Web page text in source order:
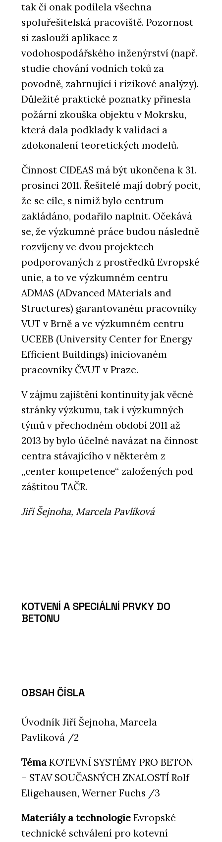
tak či onak podílela všechna
spoluřešitelská pracoviště. Pozornost
si zaslouží aplikace z
vodohospodářského inženýrství (např.
studie chování vodních toků za
povodně, zahrnující i rizikové analýzy).
Důležité praktické poznatky přinesla
požární zkouška objektu v Mokrsku,
která dala podklady k validaci a
zdokonalení teoretických modelů.
Činnost CIDEAS má být ukončena k 31.
prosinci 2011. Řešitelé mají dobrý pocit,
že se cíle, s nimiž bylo centrum
zakládáno, podařilo naplnit. Očekává
se, že výzkumné práce budou následně
rozvíjeny ve dvou projektech
podporovaných z prostředků Evropské
unie, a to ve výzkumném centru
ADMAS (ADvanced MAterials and
Structures) garantovaném pracovníky
VUT v Brně a ve výzkumném centru
UCEEB (University Center for Energy
Efficient Buildings) iniciovaném
pracovníky ČVUT v Praze.
V zájmu zajištění kontinuity jak věcné
stránky výzkumu, tak i výzkumných
týmů v přechodném období 2011 až
2013 by bylo účelné navázat na činnost
centra stávajícího v některém z
„center kompetence“ založených pod
záštitou TAČR.
Jiří Šejnoha, Marcela Pavlíková
KOTVENÍ A SPECIÁLNÍ PRVKY DO
BETONU
OBSAH ČÍSLA
Úvodník Jiří Šejnoha, Marcela
Pavlíková /2
Téma KOTEVNÍ SYSTÉMY PRO BETON
– STAV SOUČASNÝCH ZNALOSTÍ Rolf
Eligehausen, Werner Fuchs /3
Materiály a technologie Evropské
technické schválení pro kotevní